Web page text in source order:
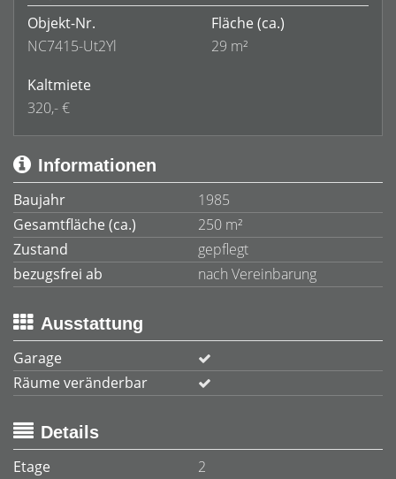
Objekt-Nr.
NC7415-Ut2Yl
Fläche (ca.)
29 m²
Kaltmiete
320,- €
Informationen
Baujahr
1985
Gesamtfläche (ca.)
250 m²
Zustand
gepflegt
bezugsfrei ab
nach Vereinbarung
Ausstattung
Garage
Räume veränderbar
Details
Etage
2